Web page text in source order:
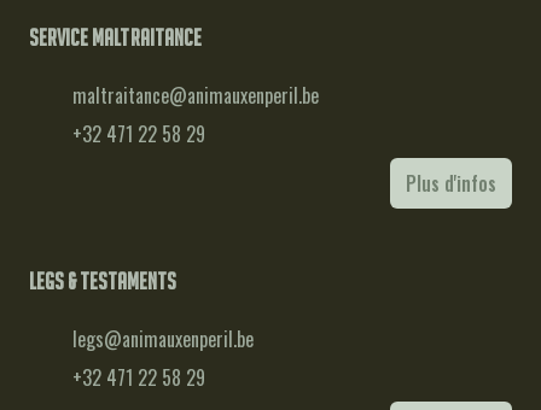
Service maltraitance
maltraitance@animauxenperil.be
+32 471 22 58 29
Plus d'infos
Legs & testaments
legs@animauxenperil.be
+32 471 22 58 29